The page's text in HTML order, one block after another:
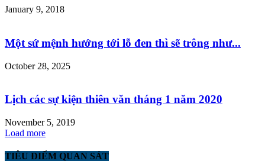
January 9, 2018
Một sứ mệnh hướng tới lỗ đen thì sẽ trông như...
October 28, 2025
Lịch các sự kiện thiên văn tháng 1 năm 2020
November 5, 2019
Load more
TIÊU ĐIỂM QUAN SÁT